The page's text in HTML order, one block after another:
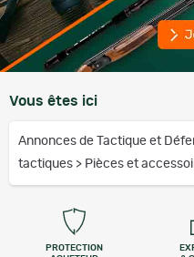
Vous êtes ici
Annonces de Tactique et
tactiques > Pièces et
PROTECTION